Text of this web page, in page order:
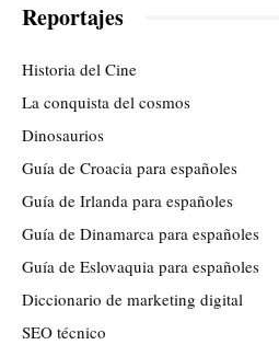
Reportajes
Historia del Cine
La conquista del cosmos
Dinosaurios
Guía de Croacia para españoles
Guía de Irlanda para españoles
Guía de Dinamarca para españoles
Guía de Eslovaquia para españoles
Diccionario de marketing digital
SEO técnico